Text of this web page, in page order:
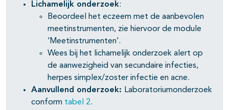
Lichamelijk onderzoek:
Beoordeel het eczeem met de aanbevolen
meetinstrumenten, zie hiervoor de module
‘Meetinstrumenten’.
Wees bij het lichamelijk onderzoek alert op
de aanwezigheid van secundaire infecties,
herpes simplex/zoster infectie en acne.
Aanvullend onderzoek: Laboratoriumonderzoek
conform tabel 2.